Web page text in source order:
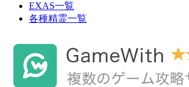
EXAS一覧
各種精霊一覧